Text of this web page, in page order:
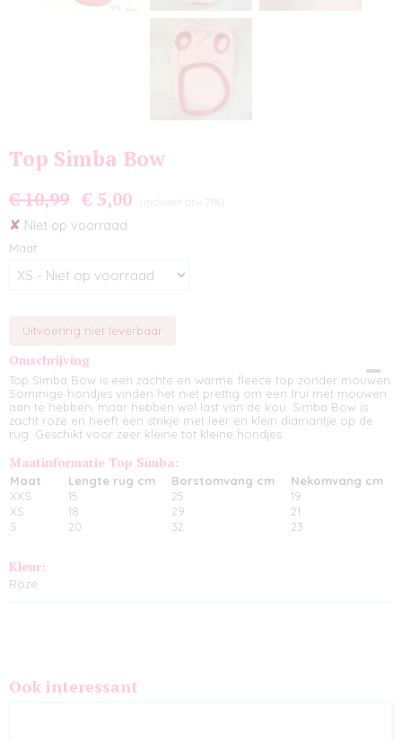
Top Simba Bow
€ 10,99 € 5,00 (inclusief btw 21%)
✘ Niet op voorraad
Maat
Uitvoering niet leverbaar
Omschrijving
Top Simba Bow is een zachte en warme fleece top zonder mouwen.
Sommige hondjes vinden het niet prettig om een trui met mouwen
aan te hebben, maar hebben wel last van de kou. Simba Bow is
zacht roze en heeft een strikje met leer en klein diamantje op de
rug. Geschikt voor zeer kleine tot kleine hondjes.
Maatinformatie Top Simba:
Maat Lengte rug cm Borstomvang cm
Nekomvang cm
XXS
15 25
19
XS
18 29
21
S
20 32 23
Kleur:
Roze
Ook interessant